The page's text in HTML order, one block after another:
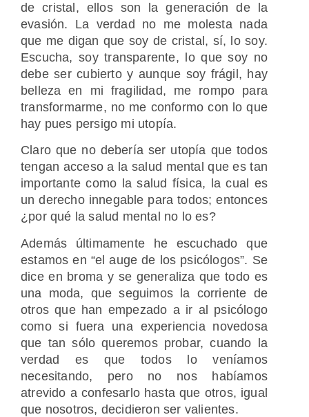
de cristal, ellos son la generación de la
evasión. La verdad no me molesta nada
que me digan que soy de cristal, sí, lo soy.
Escucha, soy transparente, lo que soy no
debe ser cubierto y aunque soy frágil, hay
belleza en mi fragilidad, me rompo para
transformarme, no me conformo con lo que
hay pues persigo mi utopía.
Claro que no debería ser utopía que todos
tengan acceso a la salud mental que es tan
importante como la salud física, la cual es
un derecho innegable para todos; entonces
¿por qué la salud mental no lo es?
Además últimamente he escuchado que
estamos en “el auge de los psicólogos”. Se
dice en broma y se generaliza que todo es
una moda, que seguimos la corriente de
otros que han empezado a ir al psicólogo
como si fuera una experiencia novedosa
que tan sólo queremos probar, cuando la
verdad es que todos lo veníamos
necesitando, pero no nos habíamos
atrevido a confesarlo hasta que otros, igual
que nosotros, decidieron ser valientes.